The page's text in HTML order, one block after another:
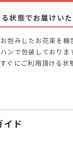
状態でお届けい
包みしたお花束を梱
ンで包装しておりま
ぐにご利用頂ける状
イド